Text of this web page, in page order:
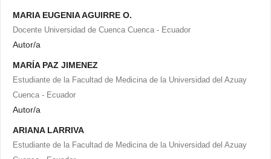
MARIA EUGENIA AGUIRRE O.
Docente Universidad de Cuenca Cuenca - Ecuador
Autor/a
MARÍA PAZ JIMENEZ
Estudiante de la Facultad de Medicina de la Universidad del Azuay
Cuenca - Ecuador
Autor/a
ARIANA LARRIVA
Estudiante de la Facultad de Medicina de la Universidad del Azuay